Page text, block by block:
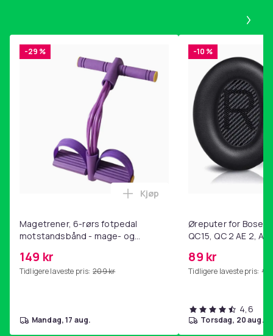
-29 %
Magetrener, 6-rørs fotpedal
motstandsbånd - mage- og
hjemmegymnastikk Purple
149 kr
Tidligere laveste pris: 209 kr
Legg Magetrener, 6-rørs
Kjøp
mandag, 17 aug.
-10 %
Øreputer for Bose
QC15, QC 2 AE 2, AE
89 kr
Tidligere laveste pris: 99
4,6
torsdag, 20 aug.